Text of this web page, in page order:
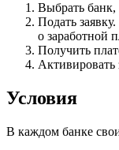
Выбрать
Подать
о заработной
Получить
Активировать
Условия
В каждом банке